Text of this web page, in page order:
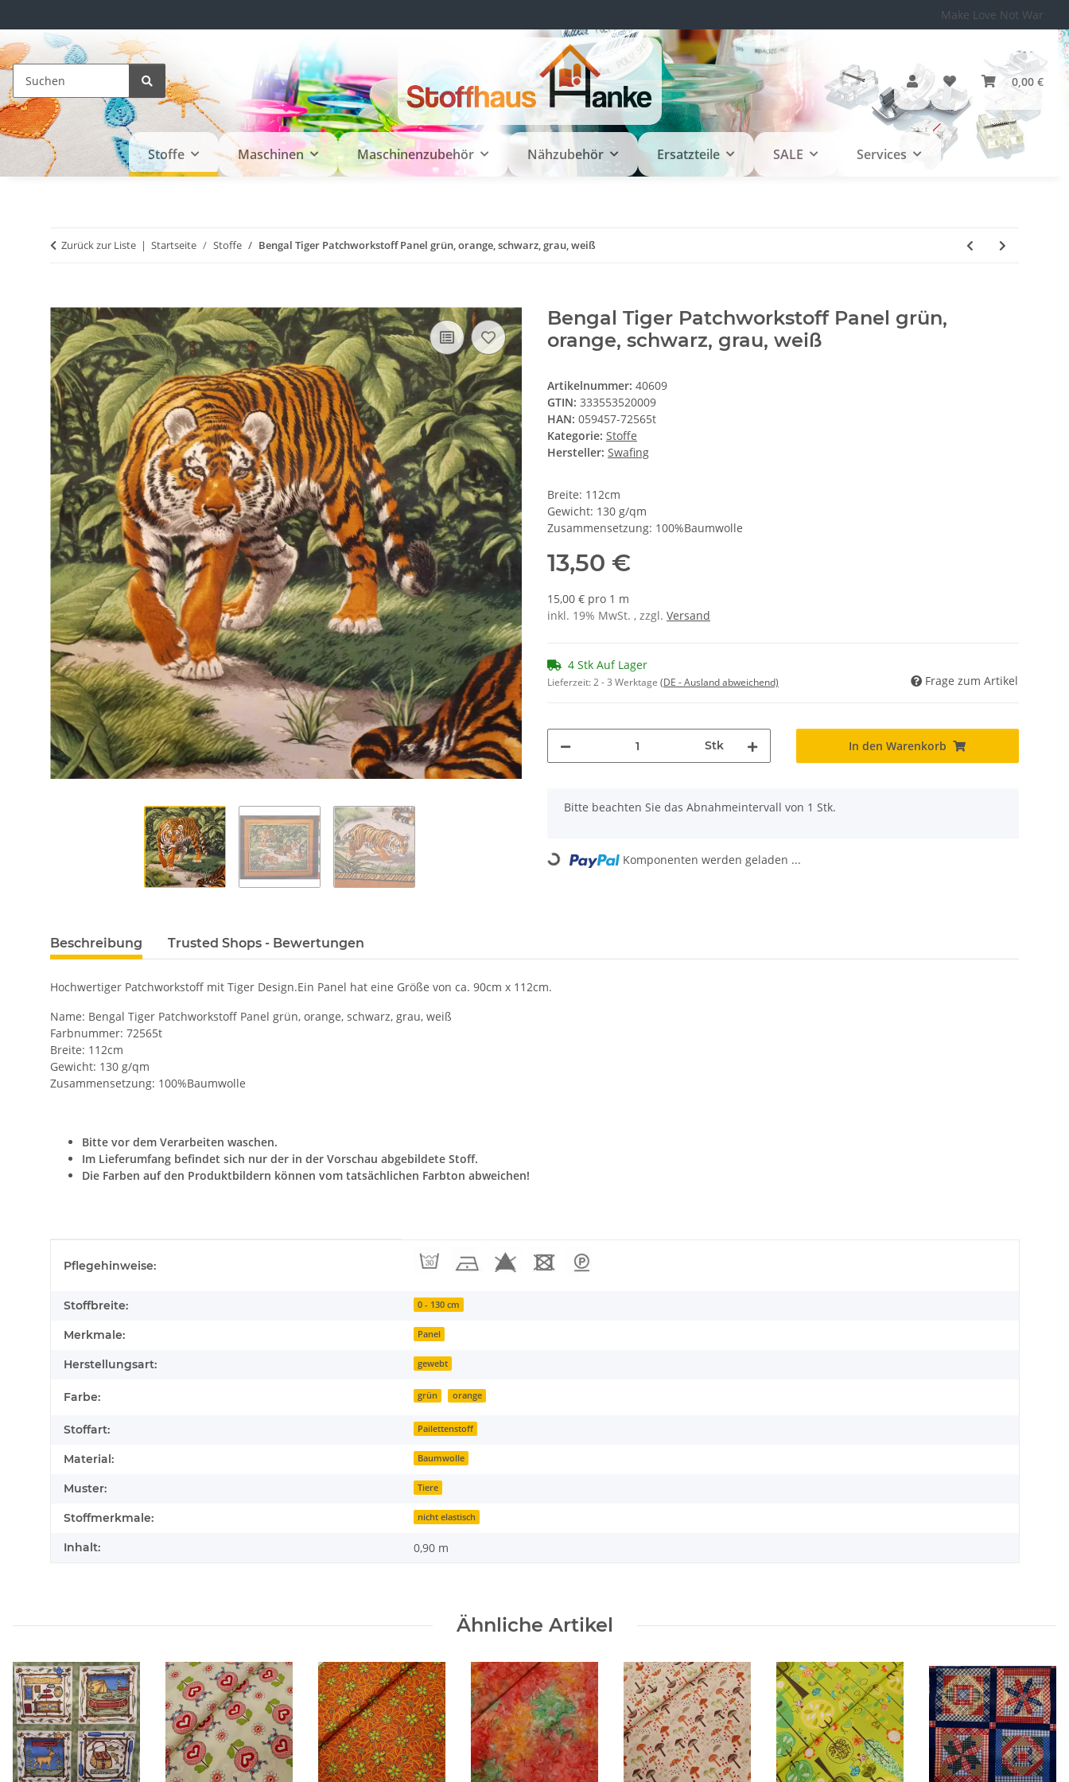
Make Love Not War
0,00 €
Stoffe Maschinen Maschinenzubehör Nähzubehör Ersatzteile SALE Services
Zurück zur Liste Startseite Stoffe Bengal Tiger Patchworkstoff Panel grün, orange, schwarz, grau, weiß
Bengal Tiger Patchworkstoff Panel grün,
orange, schwarz, grau, weiß
Artikelnummer: 40609
GTIN: 333553520009
HAN: 059457-72565t
Kategorie: Stoffe
Hersteller: Swafing
Breite: 112cm
Gewicht: 130 g/qm
Zusammensetzung: 100%Baumwolle
13,50 €
15,00 € pro 1 m
inkl. 19% MwSt. , zzgl. Versand
4 Stk Auf Lager
Lieferzeit:2 - 3 Werktage (DE - Ausland abweichend) Frage zum Artikel
Stk In den Warenkorb
x
Bitte beachten Sie das Abnahmeintervall von 1 Stk.
Loading... Komponenten werden geladen ...
Beschreibung Trusted Shops - Bewertungen
Hochwertiger Patchworkstoff mit Tiger Design.Ein Panel hat eine Größe von ca. 90cm x 112cm.
Name: Bengal Tiger Patchworkstoff Panel grün, orange, schwarz, grau, weiß
Farbnummer: 72565t
Breite: 112cm
Gewicht: 130 g/qm
Zusammensetzung: 100%Baumwolle
Bitte vor dem Verarbeiten waschen.
Im Lieferumfang befindet sich nur der in der Vorschau abgebildete Stoff.
Die Farben auf den Produktbildern können vom tatsächlichen Farbton abweichen!
Pflegehinweise:
Stoffbreite: 0 - 130 cm
Merkmale: Panel
Herstellungsart: gewebt
Farbe: grün orange
Stoffart: Pailettenstoff
Material: Baumwolle
Muster: Tiere
Stoffmerkmale: nicht elastisch
Inhalt: 0,90 m
Ähnliche Artikel